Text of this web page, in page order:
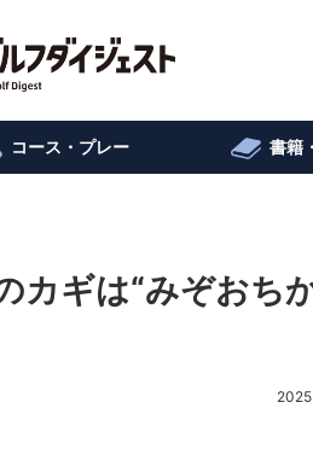
コース・プレー 書籍
カギは“みぞおち